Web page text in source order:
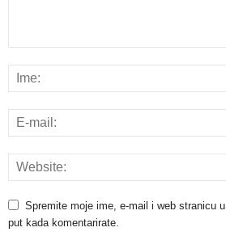
Spremite moje ime, e-mail i web stranicu
put kada komentarirate.